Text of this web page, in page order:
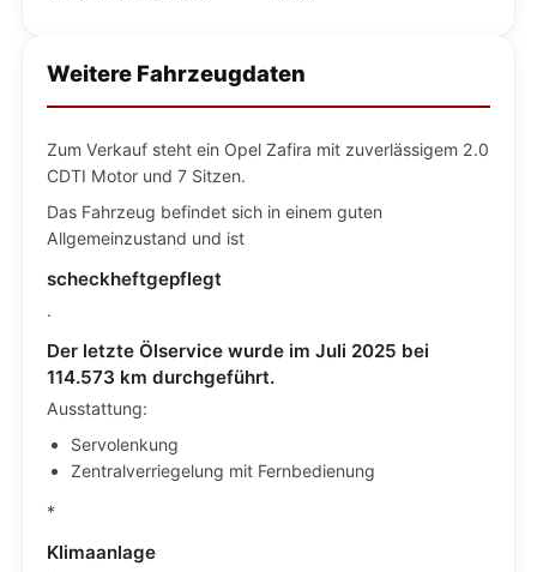
Weitere Fahrzeugdaten
Zum Verkauf steht ein Opel Zafira mit zuverlässigem 2.0
CDTI Motor und 7 Sitzen.
Das Fahrzeug befindet sich in einem guten
Allgemeinzustand und ist
scheckheftgepflegt
.
Der letzte Ölservice wurde im Juli 2025 bei
114.573 km durchgeführt.
Ausstattung:
Servolenkung
Zentralverriegelung mit Fernbedienung
*
Klimaanlage